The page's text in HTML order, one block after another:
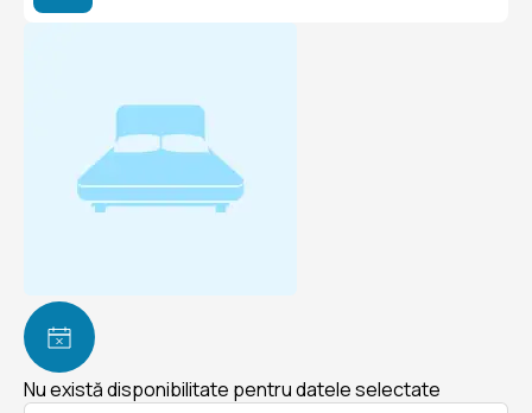
Nu există disponibilitate pentru datele selectate